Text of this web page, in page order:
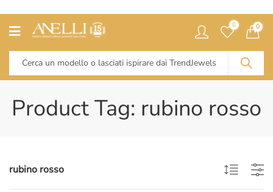
0 0
Product Tag: rubino rosso
rubino rosso